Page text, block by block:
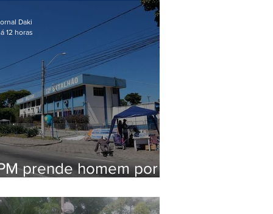
Maricá
prende homem por
Daki
12 horas